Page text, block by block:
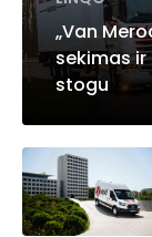
„Van
sekimas
stogu